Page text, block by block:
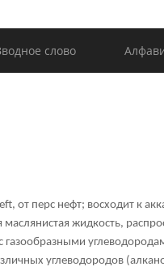
слово
от перс нефт; восходит к
жидкость,
газообразными
углеводородов